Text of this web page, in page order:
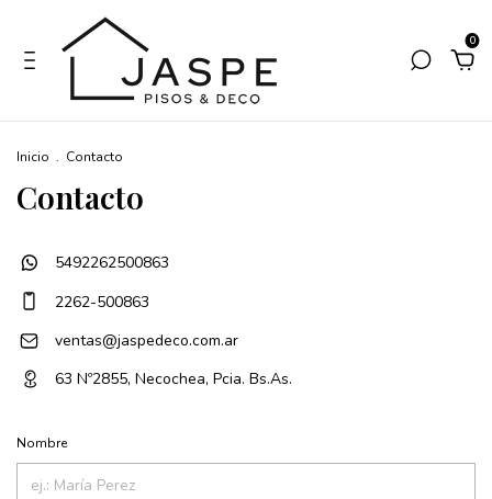
0
Inicio . Contacto
Contacto
5492262500863
2262-500863
ventas@jaspedeco.com.ar
63 Nº2855, Necochea, Pcia. Bs.As.
Nombre